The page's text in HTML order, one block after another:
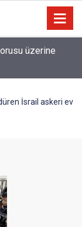
anılar geri
İsrail askeri ev